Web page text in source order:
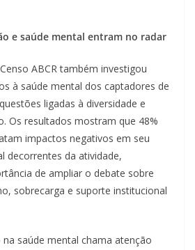
e saúde mental entram no radar
ABCR também investigou
à saúde mental dos captadores de
ligadas à diversidade e
Os resultados mostram que 48%
impactos negativos em seu
decorrentes da atividade,
de ampliar o debate sobre
sobrecarga e suporte institucional
saúde mental chama atenção